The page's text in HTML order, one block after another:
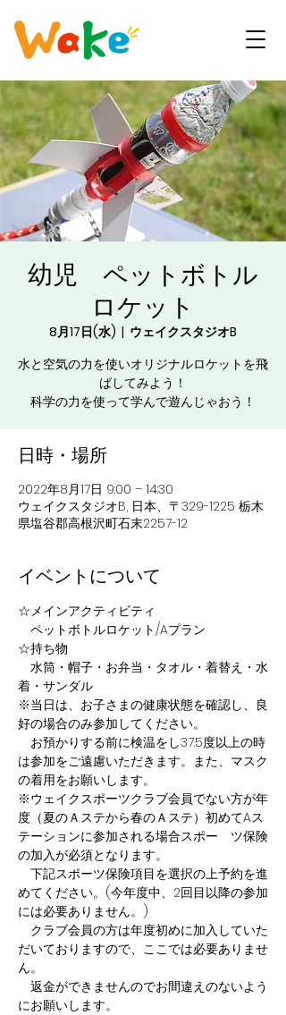
幼児 ペットボトル
ロケット
8月17日(水)
  |
ウェイクスタジオB
水と空気の力を使いオリジナルロケットを飛
ばしてみよう！
科学の力を使って学んで遊んじゃおう！
日時・場所
2022年8月17日 9:00 – 14:30
ウェイクスタジオB, 日本、〒329-1225 栃木
県塩谷郡高根沢町石末2257-12
イベントについて
☆メインアクティビティ
ペットボトルロケット/Aプラン
☆持ち物
水筒・帽子・お弁当・タオル・着替え・水
着・サンダル
※当日は、お子さまの健康状態を確認し、良
好の場合のみ参加してください。
お預かりする前に検温をし37.5度以上の時
は参加をご遠慮いただきます。また、マスク
の着用をお願いします。
※ウェイクスポーツクラブ会員でない方が年
度（夏のＡステから春のＡステ）初めてAス
テーションに参加される場合スポー　ツ保険
の加入が必須となります。
下記スポーツ保険項目を選択の上予約を進
めてください。(今年度中、2回目以降の参加
には必要ありません。)
クラブ会員の方は年度初めに加入していた
だいておりますので、ここでは必要ありませ
ん。
返金ができませんのでお間違えのないよう
にお願いします。